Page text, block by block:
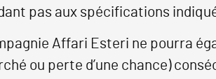
pas aux spécifications
Affari Esteri ne pourra
ou perte d’une chance)